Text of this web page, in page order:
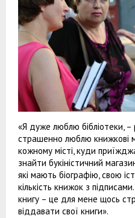
«Я дуже люблю бібліотеки, –
страшенно люблю книжкові
кожному місті, куди
знайти букіністичний
які мають біографію, свою
кількість книжок з
книгу – це для мене щось
віддавати свої книги».